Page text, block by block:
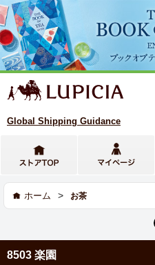
Global Shipping Guidance
ホーム > お茶
8503 楽園